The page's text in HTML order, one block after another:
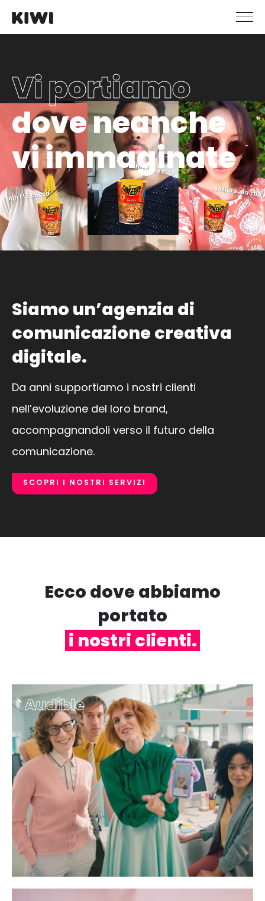
Vi portiamo
dove neanche
vi immaginate
Siamo un’agenzia di
comunicazione creativa
digitale.
Da anni supportiamo i nostri clienti
nell’evoluzione del loro brand,
accompagnandoli verso il futuro della
comunicazione.
SCOPRI I NOSTRI SERVIZI
Ecco dove abbiamo
portato
i nostri clienti.
Audible